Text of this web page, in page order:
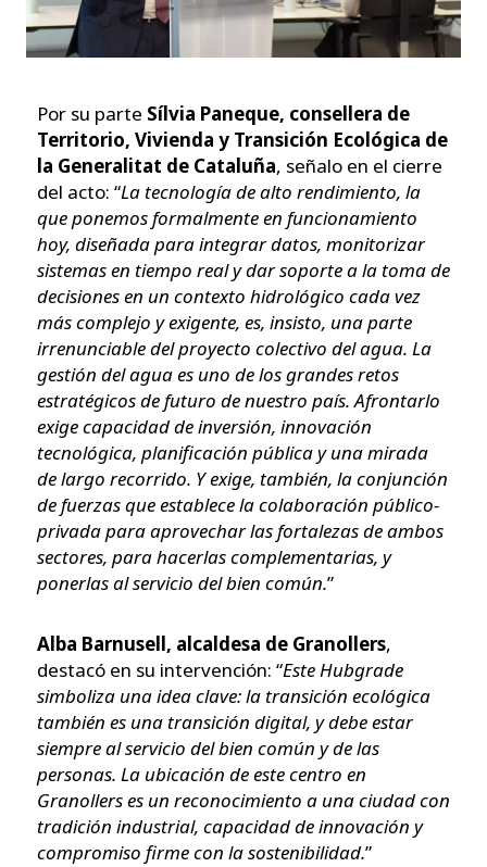
Por su parte Sílvia Paneque, consellera de
Territorio, Vivienda y Transición Ecológica de
la Generalitat de Cataluña, señalo en el cierre
del acto: “La tecnología de alto rendimiento, la
que ponemos formalmente en funcionamiento
hoy, diseñada para integrar datos, monitorizar
sistemas en tiempo real y dar soporte a la toma de
decisiones en un contexto hidrológico cada vez
más complejo y exigente, es, insisto, una parte
irrenunciable del proyecto colectivo del agua. La
gestión del agua es uno de los grandes retos
estratégicos de futuro de nuestro país. Afrontarlo
exige capacidad de inversión, innovación
tecnológica, planificación pública y una mirada
de largo recorrido. Y exige, también, la conjunción
de fuerzas que establece la colaboración público-
privada para aprovechar las fortalezas de ambos
sectores, para hacerlas complementarias, y
ponerlas al servicio del bien común.”
Alba Barnusell, alcaldesa de Granollers,
destacó en su intervención: “Este Hubgrade
simboliza una idea clave: la transición ecológica
también es una transición digital, y debe estar
siempre al servicio del bien común y de las
personas. La ubicación de este centro en
Granollers es un reconocimiento a una ciudad con
tradición industrial, capacidad de innovación y
compromiso firme con la sostenibilidad.”